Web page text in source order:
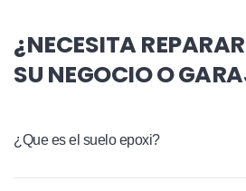
¿NECESITA REPARAR
SU NEGOCIO O
¿Que es el suelo epoxi?